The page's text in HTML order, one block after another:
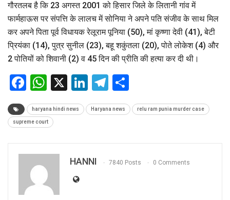
गौरतलब है कि 23 अगस्त 2001 को हिसार जिले के लितानी गांव में
फार्महाऊस पर संपत्ति के लालच में सोनिया ने अपने पति संजीव के साथ मिल
कर अपने पिता पूर्व विधायक रेलूराम पूनिया (50), मां कृष्णा देवी (41), बेटी
प्रियंका (14), पुत्र सुनील (23), बहू शकुंतला (20), पोते लोकेश (4) और
2 पोतियों को शिवानी (2) व 45 दिन की प्रीति की हत्या कर दी थी।
Facebook
WhatsApp
X LinkedIn
Telegram
haryana hindi news Haryana news relu ram punia murder case
supreme court
HANNI 7840 Posts 0 Comments